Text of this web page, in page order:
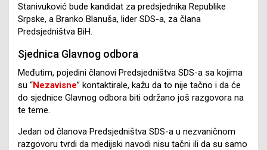
Stanivuković bude kandidat za predsjednika Republike
Srpske, a Branko Blanuša, lider SDS-a, za člana
Predsjedništva BiH.
Sjednica Glavnog odbora
Međutim, pojedini članovi Predsjedništva SDS-a sa kojima
su “Nezavisne” kontaktirale, kažu da to nije tačno i da će
do sjednice Glavnog odbora biti održano još razgovora na
te teme.
Jedan od članova Predsjedništva SDS-a u nezvaničnom
razgovoru tvrdi da medijski navodi nisu tačni ili da su samo